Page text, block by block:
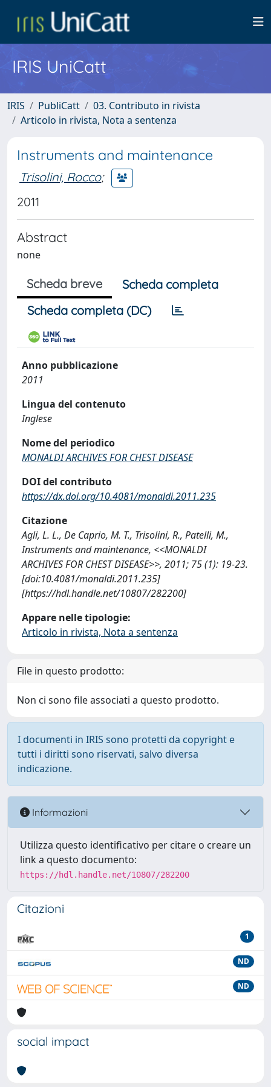
IRIS UniCatt
IRIS PubliCatt
03. Contributo in rivista
Articolo in rivista, Nota a sentenza
Instruments and maintenance
Trisolini, Rocco;
2011
Abstract
none
Scheda breve
Scheda completa
Scheda completa (DC)
Anno pubblicazione
2011
Lingua del contenuto
Inglese
Nome del periodico
MONALDI ARCHIVES FOR CHEST DISEASE
DOI del contributo
https://dx.doi.org/10.4081/monaldi.2011.235
Citazione
Agli, L. L., De Caprio, M. T., Trisolini, R., Patelli, M.,
Instruments and maintenance, <<MONALDI
ARCHIVES FOR CHEST DISEASE>>, 2011; 75 (1): 19-23.
[doi:10.4081/monaldi.2011.235]
[https://hdl.handle.net/10807/282200]
Appare nelle tipologie:
Articolo in rivista, Nota a sentenza
File in questo prodotto:
Non ci sono file associati a questo prodotto.
I documenti in IRIS sono protetti da copyright e
tutti i diritti sono riservati, salvo diversa
indicazione.
Informazioni
Utilizza questo identificativo per citare o creare un
link a questo documento:
https://hdl.handle.net/10807/282200
Citazioni
1
ND
ND
social impact